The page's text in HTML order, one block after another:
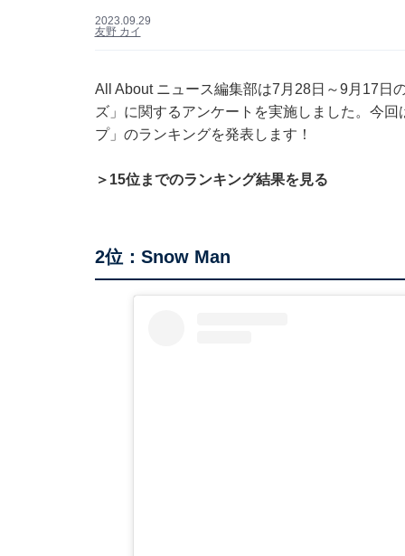
2023.09.29
友野 カイ
All About ニュース編集部は7月28日～9月17日
ズ」に関するアンケートを実施しました。今
プ」のランキングを発表します！
＞15位までのランキング結果を見る
2位：Snow Man